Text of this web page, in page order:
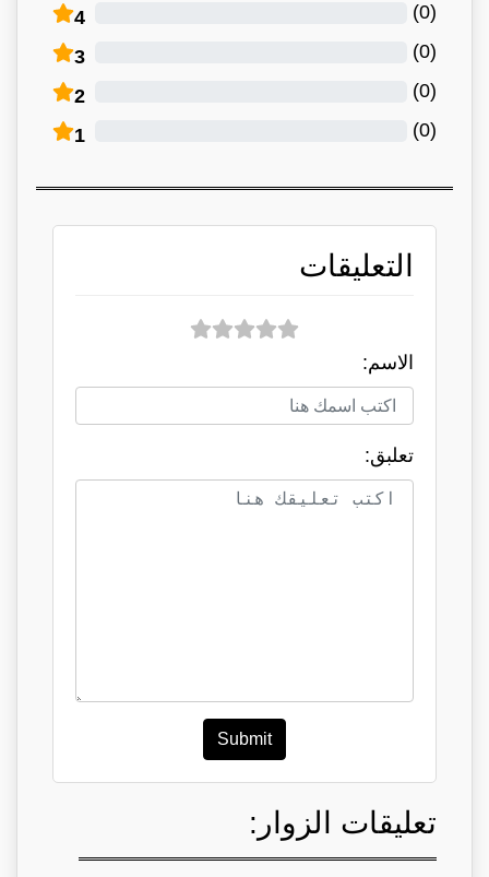
4 (
0
)
3 (
0
)
2 (
0
)
1 (
0
)
التعليقات
الاسم:
تعلبق:
Submit
تعليقات الزوار: